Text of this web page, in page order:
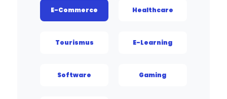
E-Commerce
Healthcare
Tourismus E-Learning
Software Gaming